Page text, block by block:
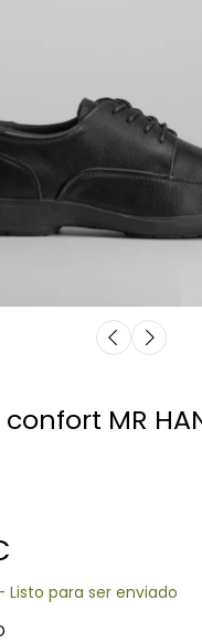
MR
Listo para ser enviado